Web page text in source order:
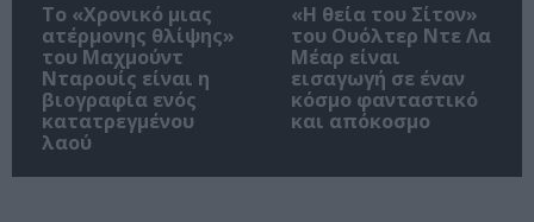
Το «Χρονικό μιας
ατέρμονης θλίψης»
του Μαχμούντ
Νταρουίς είναι η
βιογραφία ενός
κατατρεγμένου
λαού
«Η θεία του Σίτον»
του Ουόλτερ Ντε Λα
Μέαρ είναι
εισαγωγή σε έναν
κόσμο φανταστικό
και απόκοσμο